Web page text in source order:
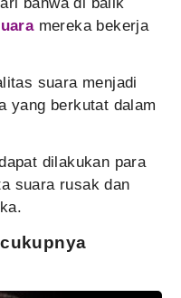
mereka bekerja
suara menjadi
yang berkutat dalam
dilakukan para
suara rusak dan